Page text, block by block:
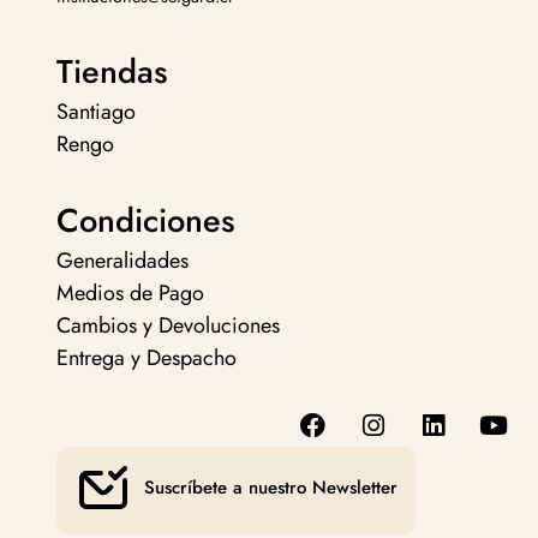
Tiendas
Santiago
Rengo
Condiciones
Generalidades
Medios de Pago
Cambios y Devoluciones
Entrega y Despacho
Suscríbete a nuestro Newsletter